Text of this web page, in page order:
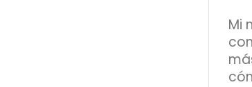
Mi